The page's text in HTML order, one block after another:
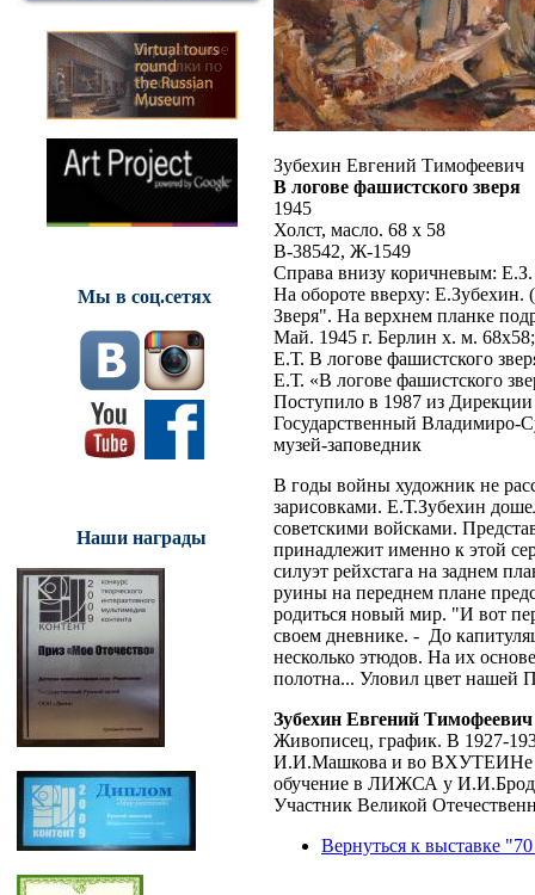
Мы в соц.сетях
Наши награды
Зубехин Евгений Тимофеевич
В логове фашистского зверя
1945
Холст, масло. 68 x 58
В-38542, Ж-1549
Справа внизу коричневым: Е.З.
На обороте вверху:
Зверя". На верхнем планке
Май. 1945 г. Берлин х. м.
Е.Т. В логове фашистского
Е.Т. «В логове фашистского
Поступило в 1987 из
Государственный Владимиро-
музей-заповедник
В годы войны художник не
зарисовками. Е.Т.Зубехин
советскими войсками.
принадлежит именно к этой
силуэт рейхстага на заднем
руины на переднем плане
родиться новый мир. "И вот
своем дневнике. - До
несколько этюдов. На их
полотна... Уловил цвет нашей
Зубехин Евгений Тимофеевич
Живописец, график. В 1927-
И.И.Машкова и во ВХУТЕИНе
обучение в ЛИЖСА у
Участник Великой
Вернуться к выставке